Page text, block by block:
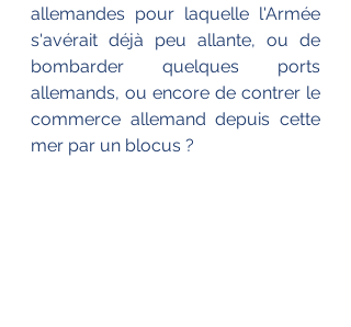
allemandes pour laquelle l'Armée
s'avérait déjà peu allante, ou de
bombarder quelques ports
allemands, ou encore de contrer le
commerce allemand depuis cette
mer par un blocus ?